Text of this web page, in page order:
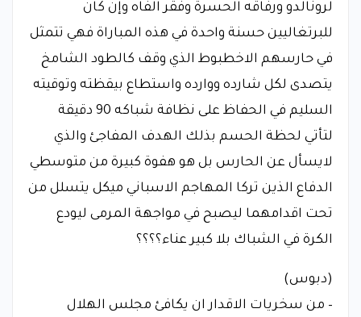
لرونالدو ورفاقه الحسرة وفقر الفاه وإن كان
للبرتغاليين حسنة واحدة في هذه المباراة فهي تتمثل
في حارسهم الاخطبوط الذي وقف كالطود الشامخ
يتصدى لكل شارده ووارده واستطاع بيقظته وتوقيته
السليم في الحفاظ على نظافة شباكه 90 دقيقة
لتأتي لحظة الحسم بذلك الهدف المفاجئ والذي
لايسأل عن الحارس بل هو هفوة كبيرة من متوسطي
الدفاع الذين تركا المهاجم الاسباني ميكل يتسلل من
تحت اقدامهما ليصبح في مواجهة المرمى ليودع
الكرة في الشباك بلا كبير عناء؟؟؟؟
(دبوس)
– من سخريات الاقدار ان يكافئ مجلس الهلال